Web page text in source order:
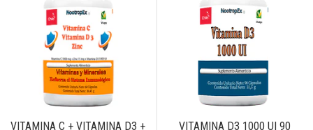
VITAMINA C + VITAMINA D3 +
VITAMINA D3 1000 UI 90